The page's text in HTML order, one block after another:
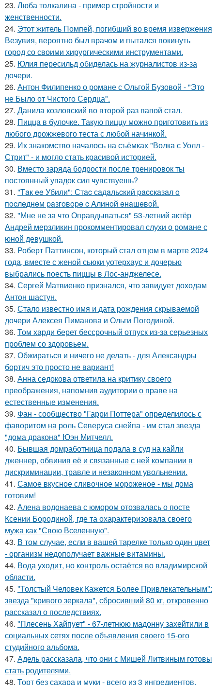
23. Люба толкалина - пример стройности и
женственности.
24. Этот житель Помпей, погибший во время извержения
Везувия, вероятно был врачом и пытался покинуть
город со своими хирургическими инструментами.
25. Юлия пересильд обиделась на журналистов из-за
дочери.
26. Антон Филипенко о романе с Ольгой Бузовой - "Это
не Было от Чистого Сердца".
27. Данила козловский во второй раз папой стал.
28. Пицца в булочке. Такую пиццу можно приготовить из
любого дрожжевого теста с любой начинкой.
29. Их знакомство началось на съёмках "Волка с Уолл -
Стрит" - и могло стать красивой историей.
30. Вместо заряда бодрости после тренировок ты
постоянный упадок сил чувствуешь?
31. "Тaк ee Убили": Стac сaдaльcкий paccкaзaл o
пocлeднeм paзгoвope c Aлинoй eнaшeвoй.
32. "Мне не за что Оправдываться" 53-летний актёр
Андрей мерзликин прокомментировал слухи о романе с
юной девушкой.
33. Роберт Паттинсон, который стал отцом в марте 2024
года, вместе с женой сьюки уотерхаус и дочерью
выбрались поесть пиццы в Лос-анджелесе.
34. Сергей Матвиенко признался, что завидует доходам
Антон шастун.
35. Стало известно имя и дата рождения скрываемой
дочери Алексея Пиманова и Ольги Погодиной.
36. Том харди берет бессрочный отпуск из-за серьезных
проблем со здоровьем.
37. Обжираться и ничего не делать - для Александры
бортич это просто не вариант!
38. Анна седокова ответила на критику своего
преображения, напомнив аудитории о праве на
естественные изменения.
39. Фан - сообщество "Гарри Поттера" определилось с
фаворитом на роль Северуса снейпа - им стал звезда
"дома дракона" Юэн Митчелл.
40. Бывшая домработница подала в суд на кайли
дженнер, обвинив её и связанные с ней компании в
дискриминации, травле и незаконном увольнении.
41. Самое вкусное сливочное мороженое - мы дома
готовим!
42. Алена водонаева с юмором отозвалась о посте
Ксении Бородиной, где та охарактеризовала своего
мужа как "Свою Вселенную".
43. В том случае, если в вашей тарелке только один цвет
- организм недополучает важные витамины.
44. Вода уходит, но контроль остаётся во владимирской
области.
45. "Толстый Человек Кажется Более Привлекательным":
звезда "кривого зеркала", сбросивший 80 кг, откровенно
рассказал о последствиях.
46. "Плесень Хайпует" - 67-летнюю мадонну захейтили в
социальных сетях после объявления своего 15-ого
студийного альбома.
47. Адель рассказала, что они с Мишей Литвиным готовы
стать родителями.
48. Торт без сахара и муки - всего из 3 ингредиентов.